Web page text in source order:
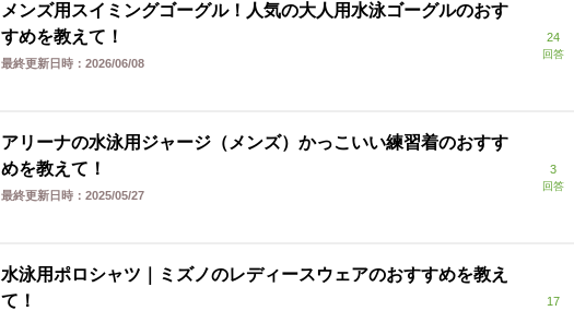
メンズ用スイミングゴーグル！人気の大人用水泳ゴーグルのおす
すめを教えて！
最終更新日時： 2026/06/08
24
回答
アリーナの水泳用ジャージ（メンズ）かっこいい練習着のおすす
めを教えて！
最終更新日時： 2025/05/27
3
回答
水泳用ポロシャツ｜ミズノのレディースウェアのおすすめを教え
て！
17